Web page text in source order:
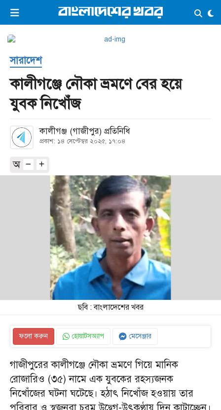
ভিডিও ই-পেপার লগইন ×
প্রচ্ছদ
সর্বশেষ
সব বিভাগ
কনভার্টার
সারাদেশ
কালীগঞ্জে নৌকা ভ্রমণে বের হয়ে
যুবক নিখোঁজ
কালীগঞ্জ (গাজীপুর) প্রতিনিধি
প্রকাশ: ১৪ সেপ্টেম্বর ২০২৫, ১৭:০৪
অ
ছবি : বাংলাদেশের খবর
ফলো করুন হোয়াটসঅ্যাপ মেসেঞ্জার
গাজীপুরের কালীগঞ্জে নৌকা ভ্রমণে গিয়ে মানিক
রোজারিও (৩৫) নামে এক যুবকের রহস্যজনক
নিখোঁজের ঘটনা ঘটেছে। হঠাৎ নিখোঁজ হওয়ায় তার